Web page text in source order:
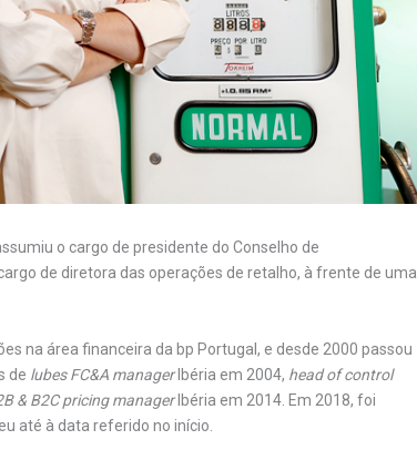
o cargo de presidente do Conselho de
de diretora das operações de retalho, à frente de uma
na área financeira da bp Portugal, e desde 2000 passou
de lubes FC&A managerIbéria em 2004, head of control
& B2C pricing managerIbéria em 2014. Em 2018, foi
até à data referido no início.